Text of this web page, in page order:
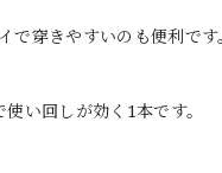
で穿きやすいのも便利で
い回しが効く1本です。